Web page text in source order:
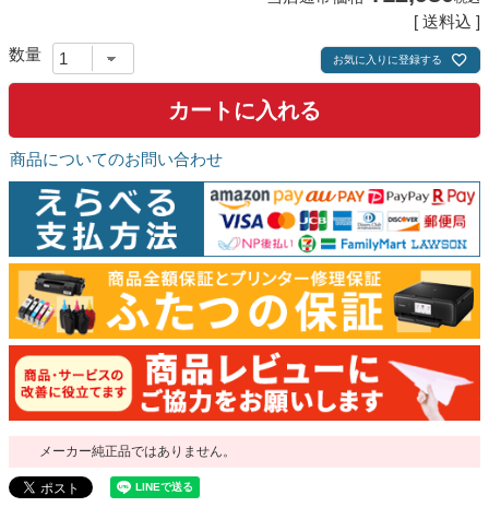
送料込
お気に入りに登録する
カートに入れる
商品についてのお問い合わせ
メーカー純正品ではありません。